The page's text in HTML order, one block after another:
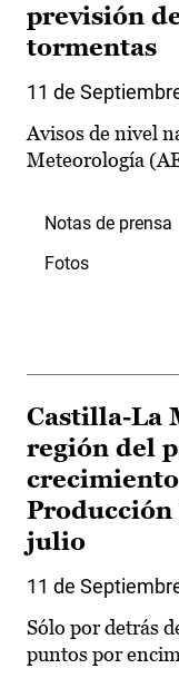
previsión
tormentas
11 de
Avisos de nivel
Meteorología
Notas de prensa
Fotos
Castilla-La
región del
julio
11 de
Sólo por detrás
puntos por